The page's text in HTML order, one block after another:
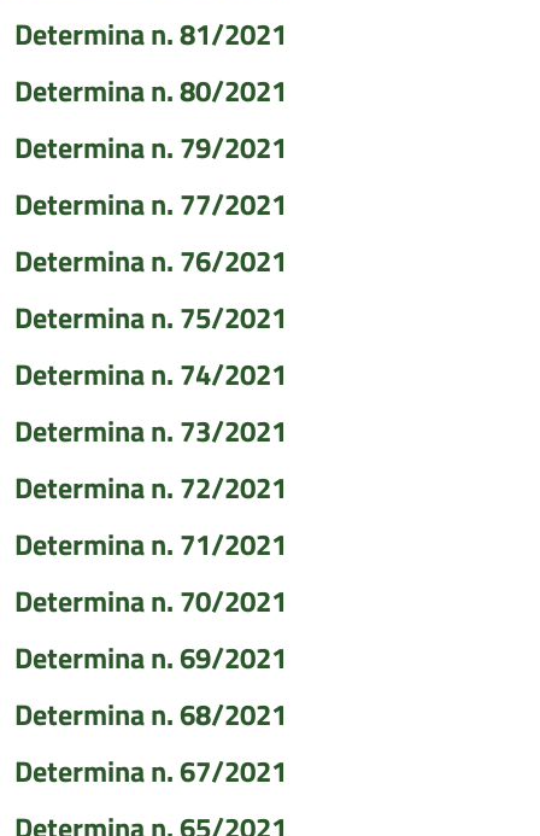
Determina n. 81/2021
Determina n. 80/2021
Determina n. 79/2021
Determina n. 77/2021
Determina n. 76/2021
Determina n. 75/2021
Determina n. 74/2021
Determina n. 73/2021
Determina n. 72/2021
Determina n. 71/2021
Determina n. 70/2021
Determina n. 69/2021
Determina n. 68/2021
Determina n. 67/2021